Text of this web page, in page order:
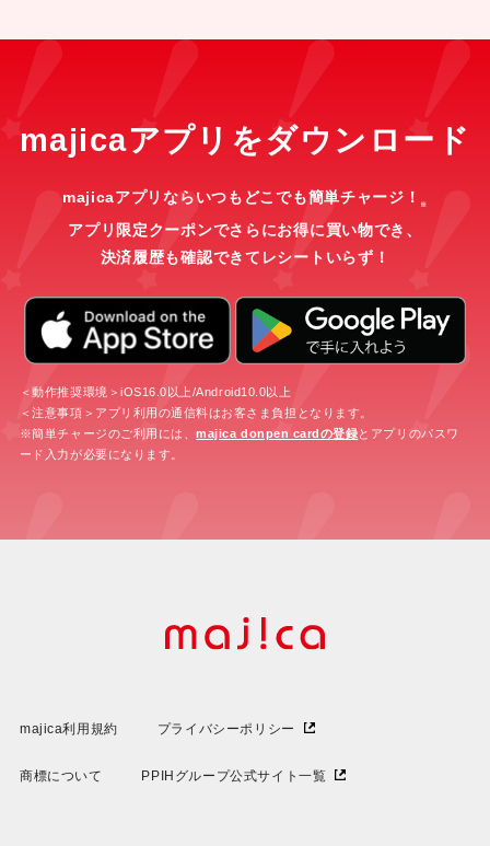
majicaアプリをダウンロード
majicaアプリならいつもどこでも簡単チャージ！ ※
アプリ限定クーポンでさらにお得に買い物でき、
決済履歴も確認できてレシートいらず！
＜動作推奨環境＞iOS16.0以上/Android10.0以上
＜注意事項＞アプリ利用の通信料はお客さま負担となります。
※簡単チャージのご利用には、majica donpen cardの登録とアプリのパスワ
ード入力が必要になります。
majica利用規約 プライバシーポリシー
商標について PPIHグループ公式サイト一覧